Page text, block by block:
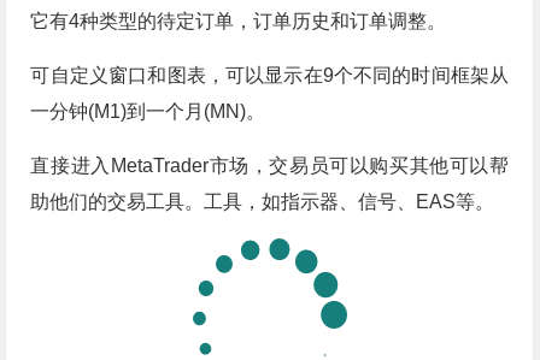
它有4种类型的待定订单，订单历史和订单调整。
可自定义窗口和图表，可以显示在9个不同的时间框架从
一分钟(M1)到一个月(MN)。
直接进入MetaTrader市场，交易员可以购买其他可以帮
助他们的交易工具。工具，如指示器、信号、EAS等。